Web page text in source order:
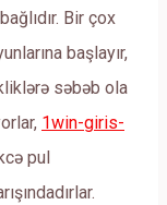
Bir çox
başlayır,
səbəb ola
1win-giris-
pul